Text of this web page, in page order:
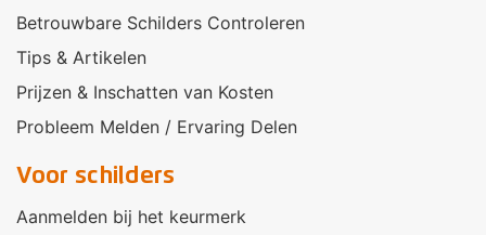
Betrouwbare Schilders Controleren
Tips & Artikelen
Prijzen & Inschatten van Kosten
Probleem Melden / Ervaring Delen
Voor schilders
Aanmelden bij het keurmerk